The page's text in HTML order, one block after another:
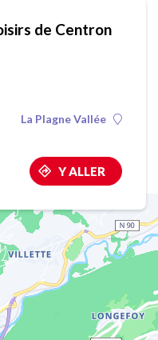
de Centron
La Plagne Vallée
Y ALLER